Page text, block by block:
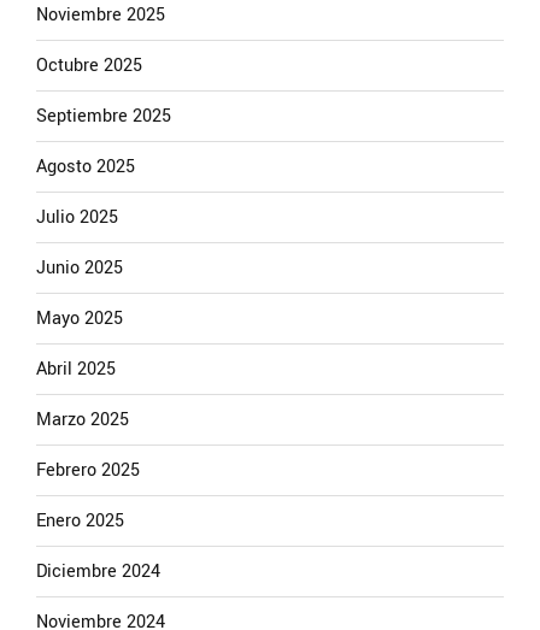
Noviembre 2025
Octubre 2025
Septiembre 2025
Agosto 2025
Julio 2025
Junio 2025
Mayo 2025
Abril 2025
Marzo 2025
Febrero 2025
Enero 2025
Diciembre 2024
Noviembre 2024